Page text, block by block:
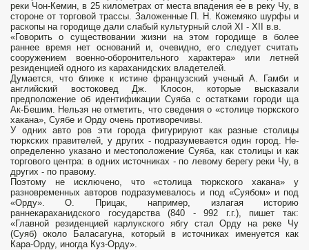
реки Чон-Кемин, в 25 километрах от места впадения ее в реку Чу, в
стороне от торговой трассы. Заложенные П. Н. Кожемяко шурфы и
раскопы на городище дали слабый культурный слой XI - XII в.в.
«Говорить о существовании жизни на этом городище в более
раннее время нет оснований и, очевидно, его следует считать
сооружением военно-оборонительного характера» или летней
резиденцией одного из караханидских владетелей.
Думается, что ближе к истине французский ученый А. Гамби и
английский востоковед Дж. Клосон, которые высказали
предположение об идентификации Суяба с остатками городи­ ща
Ак-Бешим. Нельзя не отметить, что сведения о «столице тюркского
хакана», Суябе и Орду очень противоречивы.
У одних авто­ ров эти города фигурируют как разные столицы
тюркских правителей, у других - подразумевается один город. Не­
определенно указано и местоположение Суяба, как столицы и как
торгового центра: в одних источниках - по левому берегу реки Чу, в
других - по правому.
Поэтому не исключено, что «столица тюркского хакана» у
разновременных авторов подразумевалось и под «Суябом» и под
«Орду». О. Прицак, например, излагая историю
раннекараханидского государства (840 - 992 г.г.), пишет так:
«Главной резиденцией карлукского ябгу стал Орду на реке Чу
(Суяб) около Баласагуна, который в источниках именуется как
Кара-Орду, иногда Куз-Орду».